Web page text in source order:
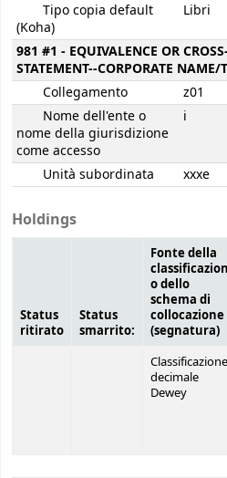
Tipo copia default
(Koha)
Libri
981 #1 - EQUIVALENCE OR
STATEMENT--CORPORATE
Collegamento
z01
Nome dell'ente o
nome della giurisdizione
come accesso
i
Unità subordinata xxxe
Holdings
Status
ritirato
Status
smarrito:
Fonte della
o dello
schema di
collocazione
(segnatura)
Classificazione
decimale
Dewey